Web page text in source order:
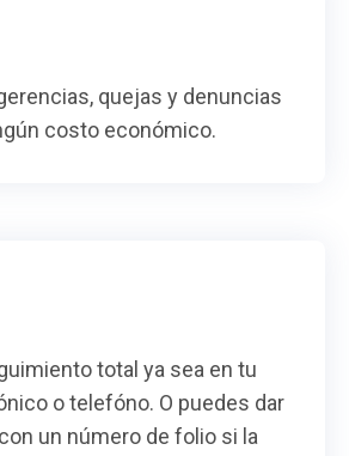
quejas y denuncias
costo económico.
total ya sea en tu
o telefóno. O puedes dar
un número de folio si la